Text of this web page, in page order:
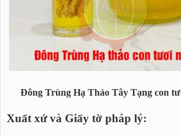
Đông Trùng Hạ Thảo Tây Tạng con
Xuất xứ và Giấy tờ pháp lý: